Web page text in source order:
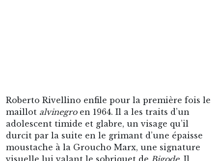
comme unfuoriclassesachant à peu près tout
faire de son pied gauche. Numéro 10 du
Corinthians dans le dos, Rivellino dirige le jeu
avec un dynamisme qui tranche avec les
standards brésiliens où la perfection technique